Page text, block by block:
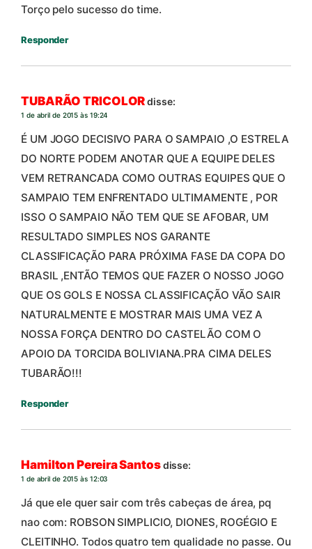
Torço pelo sucesso do time.
Responder
TUBARÃO TRICOLORdisse:
1 de abril de 2015 às 19:24
É UM JOGO DECISIVO PARA O SAMPAIO ,O ESTRELA
DO NORTE PODEM ANOTAR QUE A EQUIPE DELES
VEM RETRANCADA COMO OUTRAS EQUIPES QUE O
SAMPAIO TEM ENFRENTADO ULTIMAMENTE , POR
ISSO O SAMPAIO NÃO TEM QUE SE AFOBAR, UM
RESULTADO SIMPLES NOS GARANTE
CLASSIFICAÇÃO PARA PRÓXIMA FASE DA COPA DO
BRASIL ,ENTÃO TEMOS QUE FAZER O NOSSO JOGO
QUE OS GOLS E NOSSA CLASSIFICAÇÃO VÃO SAIR
NATURALMENTE E MOSTRAR MAIS UMA VEZ A
NOSSA FORÇA DENTRO DO CASTELÃO COM O
APOIO DA TORCIDA BOLIVIANA.PRA CIMA DELES
TUBARÃO!!!
Responder
Hamilton Pereira Santosdisse:
1 de abril de 2015 às 12:03
Já que ele quer sair com três cabeças de área, pq
nao com: ROBSON SIMPLICIO, DIONES, ROGÉGIO E
CLEITINHO. Todos quatro tem qualidade no passe. Ou